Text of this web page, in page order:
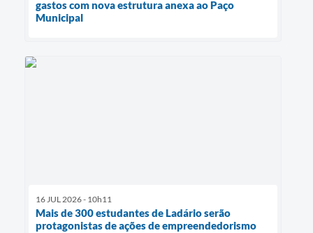
gastos com nova estrutura anexa ao Paço
Municipal
16 JUL 2026 - 10h11
Mais de 300 estudantes de Ladário serão
protagonistas de ações de empreendedorismo